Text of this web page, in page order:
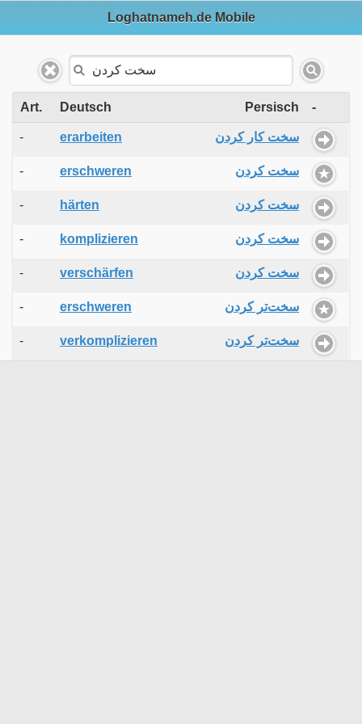
Loghatnameh.de Mobile
Art. Deutsch Persisch -
- erarbeiten سخت کار کردن
- erschweren سخت کردن
- härten سخت کردن
- komplizieren سخت کردن
- verschärfen سخت کردن
- erschweren سخت‌تر کردن
- verkomplizieren سخت‌تر کردن